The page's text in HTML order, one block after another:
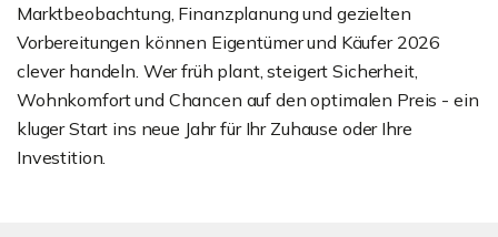
Marktbeobachtung, Finanzplanung und gezielten
Vorbereitungen können Eigentümer und Käufer 2026
clever handeln. Wer früh plant, steigert Sicherheit,
Wohnkomfort und Chancen auf den optimalen Preis - ein
kluger Start ins neue Jahr für Ihr Zuhause oder Ihre
Investition.